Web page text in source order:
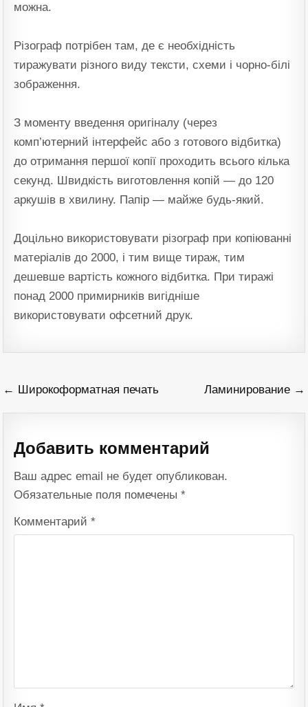
можна.
Різограф потрібен там, де є необхідність
тиражувати різного виду тексти, схеми і чорно-білі
зображення.
З моменту введення оригіналу (через
комп’ютерний інтерфейс або з готового відбитка)
до отримання першої копії проходить всього кілька
секунд. Швидкість виготовлення копій — до 120
аркушів в хвилину. Папір — майже будь-який.
Доцільно використовувати різограф при копіюванні
матеріалів до 2000, і тим вище тираж, тим
дешевше вартість кожного відбитка. При тиражі
понад 2000 примирників вигідніше
використовувати офсетний друк.
Навигация
по
← Широкоформатная печать Ламинирование →
Добавить комментарий
Ваш адрес email не будет опубликован.
Обязательные поля помечены*
Комментарий*